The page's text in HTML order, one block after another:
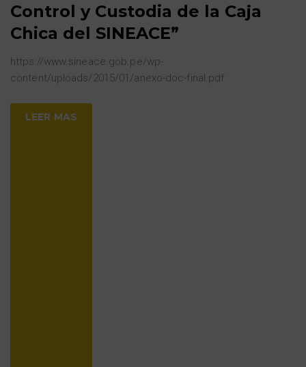
Control y Custodia de la Caja
Chica del SINEACE”
https://www.sineace.gob.pe/wp-
content/uploads/2015/01/anexo-doc-final.pdf
LEER MAS